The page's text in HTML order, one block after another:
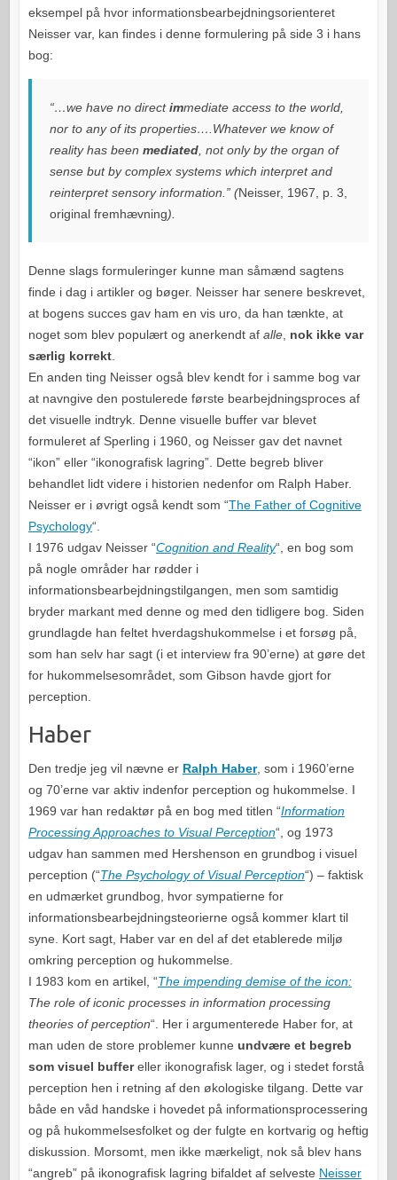
eksempel på hvor informationsbearbejdningsorienteret
Neisser var, kan findes i denne formulering på side 3 i hans
bog:
“…we have no directimmediate access to the world,
nor to any of its properties….Whatever we know of
reality has been mediated, not only by the organ of
sense but by complex systems which interpret and
reinterpret sensory information.” (Neisser, 1967, p. 3,
original fremhævning).
Denne slags formuleringer kunne man såmænd sagtens
finde i dag i artikler og bøger. Neisser har senere beskrevet,
at bogens succes gav ham en vis uro, da han tænkte, at
noget som blev populært og anerkendt af alle, nok ikke var
særlig korrekt.
En anden ting Neisser også blev kendt for i samme bog var
at navngive den postulerede første bearbejdningsproces af
det visuelle indtryk. Denne visuelle buffer var blevet
formuleret af Sperling i 1960, og Neisser gav det navnet
“ikon” eller “ikonografisk lagring”. Dette begreb bliver
behandlet lidt videre i historien nedenfor om Ralph Haber.
Neisser er i øvrigt også kendt som “The Father of Cognitive
Psychology“.
I 1976 udgav Neisser “Cognition and Reality“, en bog som
på nogle områder har rødder i
informationsbearbejdningstilgangen, men som samtidig
bryder markant med denne og med den tidligere bog. Siden
grundlagde han feltet hverdagshukommelse i et forsøg på,
som han selv har sagt (i et interview fra 90’erne) at gøre det
for hukommelsesområdet, som Gibson havde gjort for
perception.
Haber
Den tredje jeg vil nævne er Ralph Haber, som i 1960’erne
og 70’erne var aktiv indenfor perception og hukommelse. I
1969 var han redaktør på en bog med titlen “Information
Processing Approaches to Visual Perception“, og 1973
udgav han sammen med Hershenson en grundbog i visuel
perception (“The Psychology of Visual Perception“) – faktisk
en udmærket grundbog, hvor sympatierne for
informationsbearbejdningsteorierne også kommer klart til
syne. Kort sagt, Haber var en del af det etablerede miljø
omkring perception og hukommelse.
I 1983 kom en artikel, “The impending demise of the icon:
The role of iconic processes in information processing
theories of perception“. Her i argumenterede Haber for, at
man uden de store problemer kunne undvære et begreb
som visuel buffereller ikonografisk lager, og i stedet forstå
perception hen i retning af den økologiske tilgang. Dette var
både en våd handske i hovedet på informationsprocessering
og på hukommelsesfolket og der fulgte en kortvarig og heftig
diskussion. Morsomt, men ikke mærkeligt, nok så blev hans
“angreb” på ikonografisk lagring bifaldet af selveste Neisser